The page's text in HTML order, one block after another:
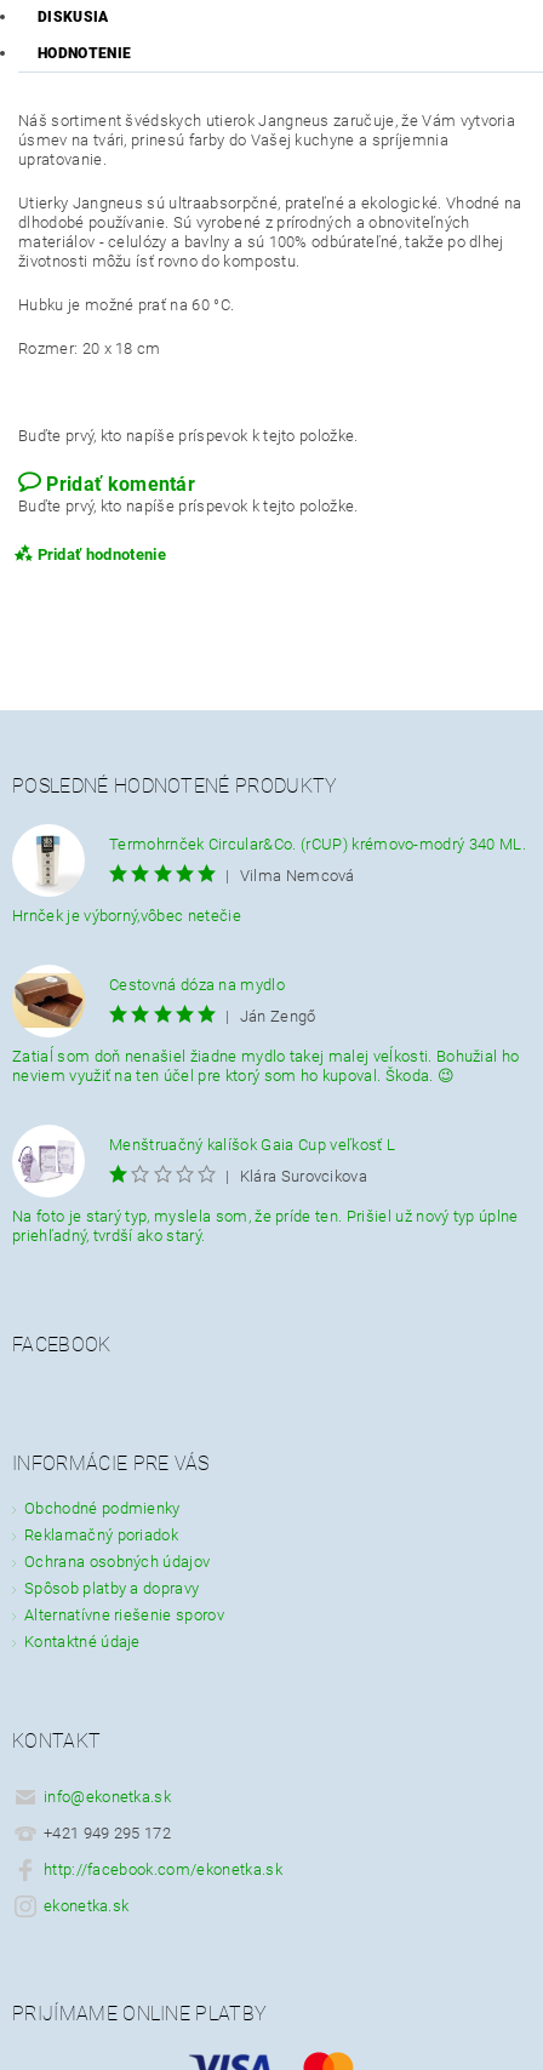
DISKUSIA
HODNOTENIE
Náš sortiment švédskych utierok Jangneus zaručuje, že Vám vytvoria
úsmev na tvári, prinesú farby do Vašej kuchyne a spríjemnia
upratovanie.
Utierky Jangneus sú ultraabsorpčné, prateľné a ekologické. Vhodné na
dlhodobé používanie. Sú vyrobené z prírodných a obnoviteľných
materiálov - celulózy a bavlny a sú 100% odbúrateľné, takže po dlhej
životnosti môžu ísť rovno do kompostu.
Hubku je možné prať na 60 °C.
Rozmer: 20 x 18 cm
Buďte prvý, kto napíše príspevok k tejto položke.
Pridať komentár
Buďte prvý, kto napíše príspevok k tejto položke.
Pridať hodnotenie
POSLEDNÉ HODNOTENÉ PRODUKTY
Termohrnček Circular&Co. (rCUP) krémovo-modrý 340 ML.
|
Vilma Nemcová
Hrnček je výborný,vôbec netečie
Cestovná dóza na mydlo
|
Ján Zengő
Zatiaĺ som doň nenašiel žiadne mydlo takej malej veĺkosti. Bohužial ho
neviem využiť na ten účel pre ktorý som ho kupoval. Škoda. 😉
Menštruačný kalíšok Gaia Cup veľkosť L
|
Klára Surovcikova
Na foto je starý typ, myslela som, že príde ten. Prišiel už nový typ úplne
priehľadný, tvrdší ako starý.
FACEBOOK
INFORMÁCIE PRE VÁS
Obchodné podmienky
Reklamačný poriadok
Ochrana osobných údajov
Spôsob platby a dopravy
Alternatívne riešenie sporov
Kontaktné údaje
KONTAKT
info@ekonetka.sk
+421 949 295 172
http://facebook.com/ekonetka.sk
ekonetka.sk
PRIJÍMAME ONLINE PLATBY